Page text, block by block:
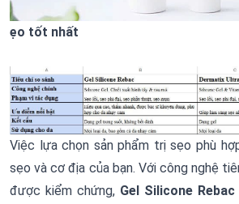
ẹo tốt nhất
Việc lựa chọn sản phẩm trị sẹo phù
sẹo và cơ địa của bạn. Với công nghệ
được kiểm chứng, Gel Silicone Rebac